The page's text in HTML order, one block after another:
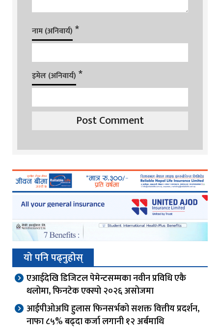
नाम (अनिवार्य) *
इमेल (अनिवार्य) *
यो पनि पढ्नुहोस्
एआईदेखि डिजिटल पेमेन्टसम्मका नवीन प्रविधि एकै
थलोमा, फिनटेक एक्स्पो २०२६ असोजमा
आईपीओअघि हुलास फिनसर्भको सशक्त वित्तीय प्रदर्शन,
नाफा ८५% बढ्दा कर्जा लगानी १२ अर्बमाथि